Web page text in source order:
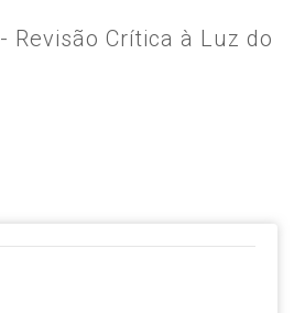
- Revisão Crítica à Luz do